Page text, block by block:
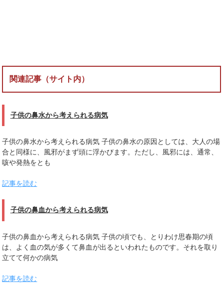
関連記事（サイト内）
子供の鼻水から考えられる病気
子供の鼻水から考えられる病気 子供の鼻水の原因としては、大人の場
合と同様に、風邪がまず頭に浮かびます。ただし、風邪には、通常、
咳や発熱をとも
記事を読む
子供の鼻血から考えられる病気
子供の鼻血から考えられる病気 子供の頃でも、とりわけ思春期の頃
は、よく血の気が多くて鼻血が出るといわれたものです。それを取り
立てて何かの病気
記事を読む